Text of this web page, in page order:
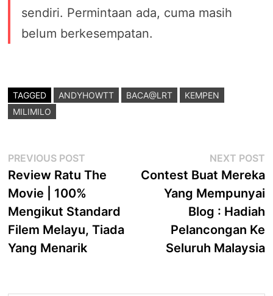
sendiri. Permintaan ada, cuma masih
belum berkesempatan.
TAGGED ANDYHOWTT BACA@LRT
KEMPEN
MILIMILO
Post
navigation
PREVIOUS POST
post:
Review Ratu The
Movie | 100%
Mengikut Standard
Filem Melayu, Tiada
Yang Menarik
NEXT POST
Contest Buat Mereka
Yang Mempunyai
Blog : Hadiah
Pelancongan Ke
Seluruh Malaysia